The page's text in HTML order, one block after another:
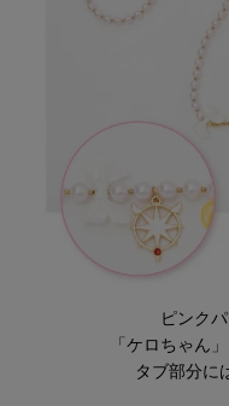
ピンク
「ケロちゃん
タブ部分に